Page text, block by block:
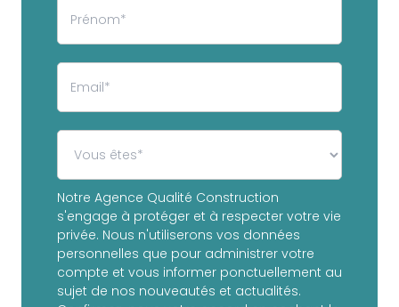
Notre Agence Qualité Construction
s'engage à protéger et à respecter votre vie
privée. Nous n'utiliserons vos données
personnelles que pour administrer votre
compte et vous informer ponctuellement au
sujet de nos nouveautés et actualités.